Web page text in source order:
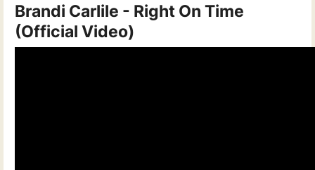
Brandi Carlile - Right On Time
(Official Video)